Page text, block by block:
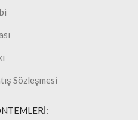
Sözleşmesi